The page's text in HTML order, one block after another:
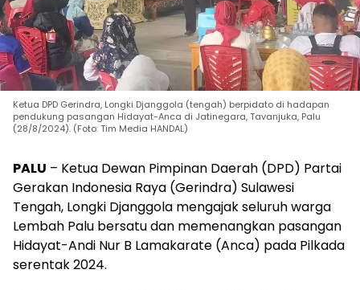
Ketua DPD Gerindra, Longki Djanggola (tengah) berpidato di hadapan
pendukung pasangan Hidayat-Anca di Jatinegara, Tavanjuka, Palu
(28/8/2024). (Foto: Tim Media HANDAL)
PALU – Ketua Dewan Pimpinan Daerah (DPD) Partai
Gerakan Indonesia Raya (Gerindra) Sulawesi
Tengah, Longki Djanggola mengajak seluruh warga
Lembah Palu bersatu dan memenangkan pasangan
Hidayat-Andi Nur B Lamakarate (Anca) pada Pilkada
serentak 2024.